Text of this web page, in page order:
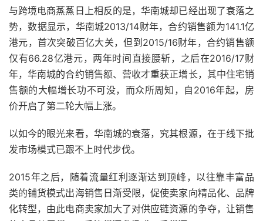
与跨境电商蒸蒸日上相反的是，华南城却已经出现了衰落之
势，数据显示，华南城2013/14财年，合约销售额为141.1亿
港元，首次突破百亿大关，但到2015/16财年，合约销售额
仅有66.28亿港元，两年时间直接腰斩，之后在2016/17财
年，华南城的合约销售额、营收才重获正增长，其中住宅销
售额的大幅增长功不可没，而众所周知，自2016年起，房
价开启了第二轮大幅上涨。
以如今的眼光来看，华南城的衰落，究其根源，在于线下批
发市场模式已跟不上时代步伐。
2015年之后，随着流量红利逐渐达到顶峰，以往靠丰富品
类的铺货模式出海销售日渐受限，促使卖家向精品化、品牌
化转型，由此电商卖家加大了对供应链资源的争夺，让销售